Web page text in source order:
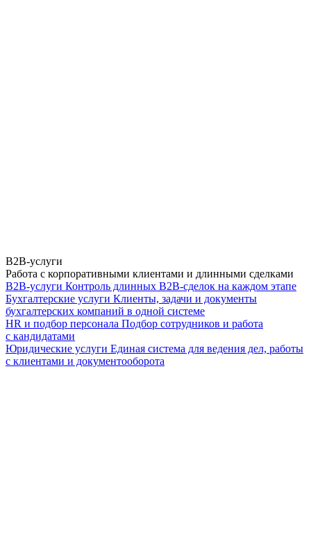
B2B-услуги
Работа с корпоративными клиентами и длинными сделками
B2B-услуги Контроль длинных B2B-сделок на каждом этапе
Бухгалтерские услуги Клиенты, задачи и документы
бухгалтерских компаний в одной системе
HR и подбор персонала Подбор сотрудников и работа
с кандидатами
Юридические услуги Единая система для ведения дел, работы
с клиентами и документооборота